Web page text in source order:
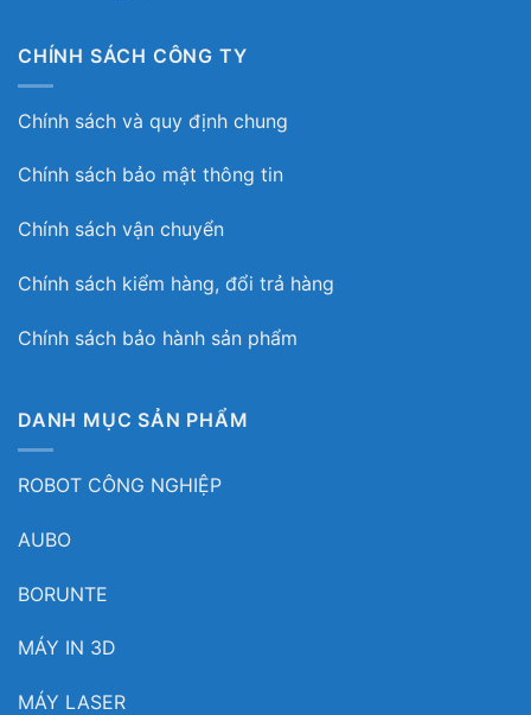
CHÍNH SÁCH CÔNG TY
Chính sách và quy định chung
Chính sách bảo mật thông tin
Chính sách vận chuyển
Chính sách kiểm hàng, đổi trả hàng
Chính sách bảo hành sản phẩm
DANH MỤC SẢN PHẨM
ROBOT CÔNG NGHIỆP
AUBO
BORUNTE
MÁY IN 3D
MÁY LASER